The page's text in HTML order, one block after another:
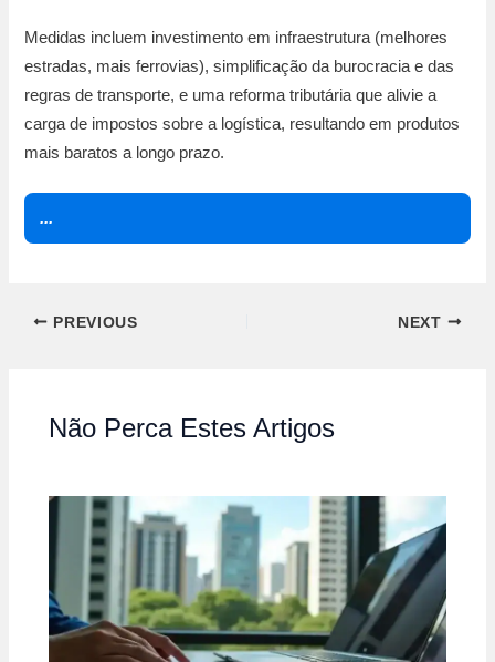
Medidas incluem investimento em infraestrutura (melhores
estradas, mais ferrovias), simplificação da burocracia e das
regras de transporte, e uma reforma tributária que alivie a
carga de impostos sobre a logística, resultando em produtos
mais baratos a longo prazo.
...
PREVIOUS NEXT
Não Perca Estes Artigos